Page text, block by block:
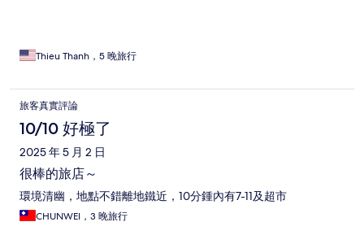
Thieu Thanh，5 晚旅行
旅客真實評論
10/10 好極了
2025 年 5 月 2 日
很棒的旅店～
環境清幽，地點不錯離地鐵近，10分鍾內有7-11及超市
CHUNWEI，3 晚旅行